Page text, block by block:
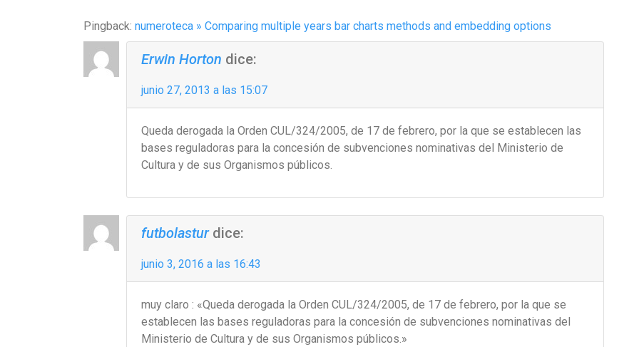
Pingback: numeroteca » Comparing multiple years bar charts methods and embedding options
Erwin Horton dice:
junio 27, 2013 a las 15:07
Queda derogada la Orden CUL/324/2005, de 17 de febrero, por la que se establecen las
bases reguladoras para la concesión de subvenciones nominativas del Ministerio de
Cultura y de sus Organismos públicos.
futbolastur dice:
junio 3, 2016 a las 16:43
muy claro : «Queda derogada la Orden CUL/324/2005, de 17 de febrero, por la que se
establecen las bases reguladoras para la concesión de subvenciones nominativas del
Ministerio de Cultura y de sus Organismos públicos.»